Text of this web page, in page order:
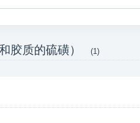
胶质的硫磺） (1)